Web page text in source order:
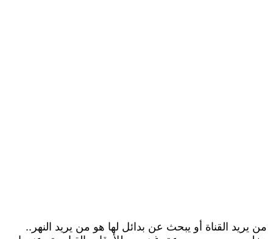
من يريد القناة أو يبحث عن بدائل لها هو من يريد النهر..